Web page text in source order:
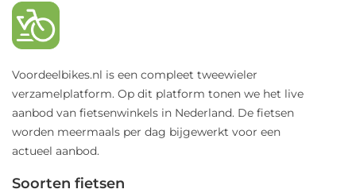
Voordeelbikes.nl is een compleet tweewieler
verzamelplatform. Op dit platform tonen we het live
aanbod van fietsenwinkels in Nederland. De fietsen
worden meermaals per dag bijgewerkt voor een
actueel aanbod.
Soorten fietsen